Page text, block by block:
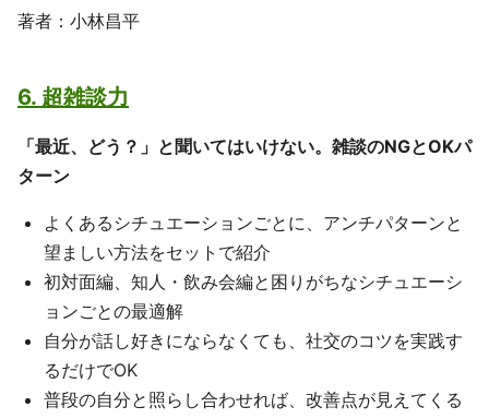
著者：小林昌平
6. 超雑談力
「最近、どう？」と聞いてはいけない。雑談のNGとOKパ
ターン
よくあるシチュエーションごとに、アンチパターンと
望ましい方法をセットで紹介
初対面編、知人・飲み会編と困りがちなシチュエーシ
ョンごとの最適解
自分が話し好きにならなくても、社交のコツを実践す
るだけでOK
普段の自分と照らし合わせれば、改善点が見えてくる